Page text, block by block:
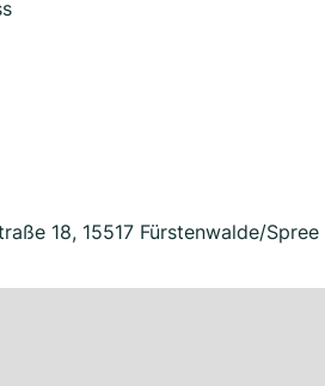
18, 15517 Fürstenwalde/Spree